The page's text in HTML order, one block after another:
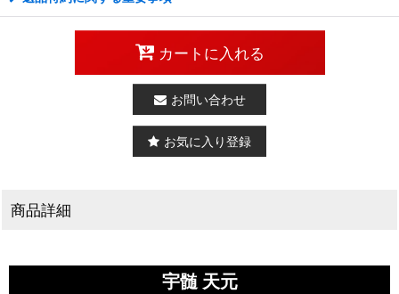
カートに入れる
お問い合わせ
お気に入り登録
商品詳細
宇髄 天元